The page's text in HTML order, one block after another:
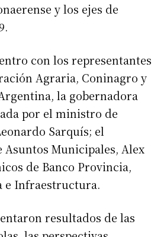
y los ejes de
con los representantes
Agraria, Coninagro y
la gobernadora
por el ministro de
Sarquís; el
Asuntos Municipales, Alex
de Banco Provincia,
e Infraestructura.
resultados de las